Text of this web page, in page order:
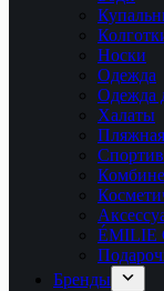
Носки
Одежда
Одежда
Халаты
ÉMILIE
Бренды